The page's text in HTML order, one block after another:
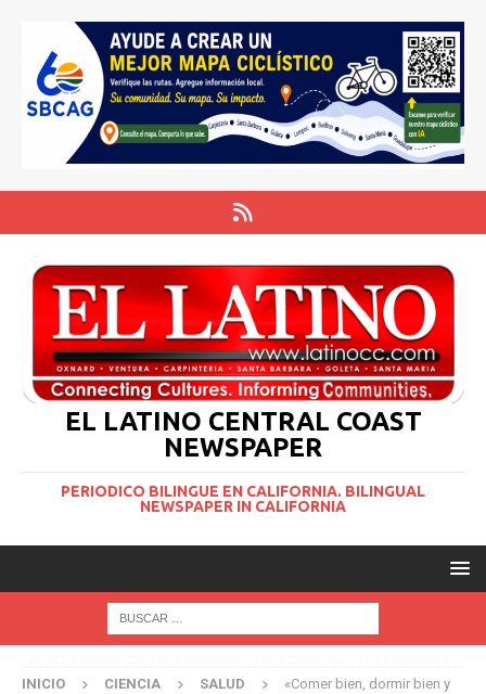
EL LATINO CENTRAL COAST
NEWSPAPER
PERIODICO BILINGUE EN CALIFORNIA. BILINGUAL
NEWSPAPER IN CALIFORNIA
INICIO CIENCIA SALUD
«Comer bien, dormir bien y